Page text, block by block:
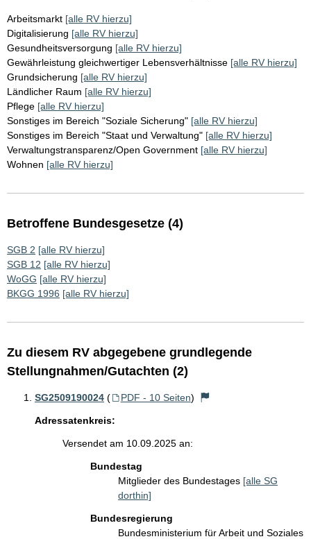
Arbeitsmarkt [alle RV hierzu]
Digitalisierung [alle RV hierzu]
Gesundheitsversorgung [alle RV hierzu]
Gewährleistung gleichwertiger Lebensverhältnisse [alle RV hierzu]
Grundsicherung [alle RV hierzu]
Ländlicher Raum [alle RV hierzu]
Pflege [alle RV hierzu]
Sonstiges im Bereich "Soziale Sicherung" [alle RV hierzu]
Sonstiges im Bereich "Staat und Verwaltung" [alle RV hierzu]
Verwaltungstransparenz/Open Government [alle RV hierzu]
Wohnen [alle RV hierzu]
Betroffene Bundesgesetze (4)
SGB 2 [alle RV hierzu]
SGB 12 [alle RV hierzu]
WoGG [alle RV hierzu]
BKGG 1996 [alle RV hierzu]
Zu diesem RV abgegebene grundlegende
Stellungnahmen/Gutachten (2)
SG2509190024 ( PDF - 10 Seiten)
Adressatenkreis:
Versendet am 10.09.2025 an:
Bundestag
Mitglieder des Bundestages [alle SG
dorthin]
Bundesregierung
Bundesministerium für Arbeit und Soziales